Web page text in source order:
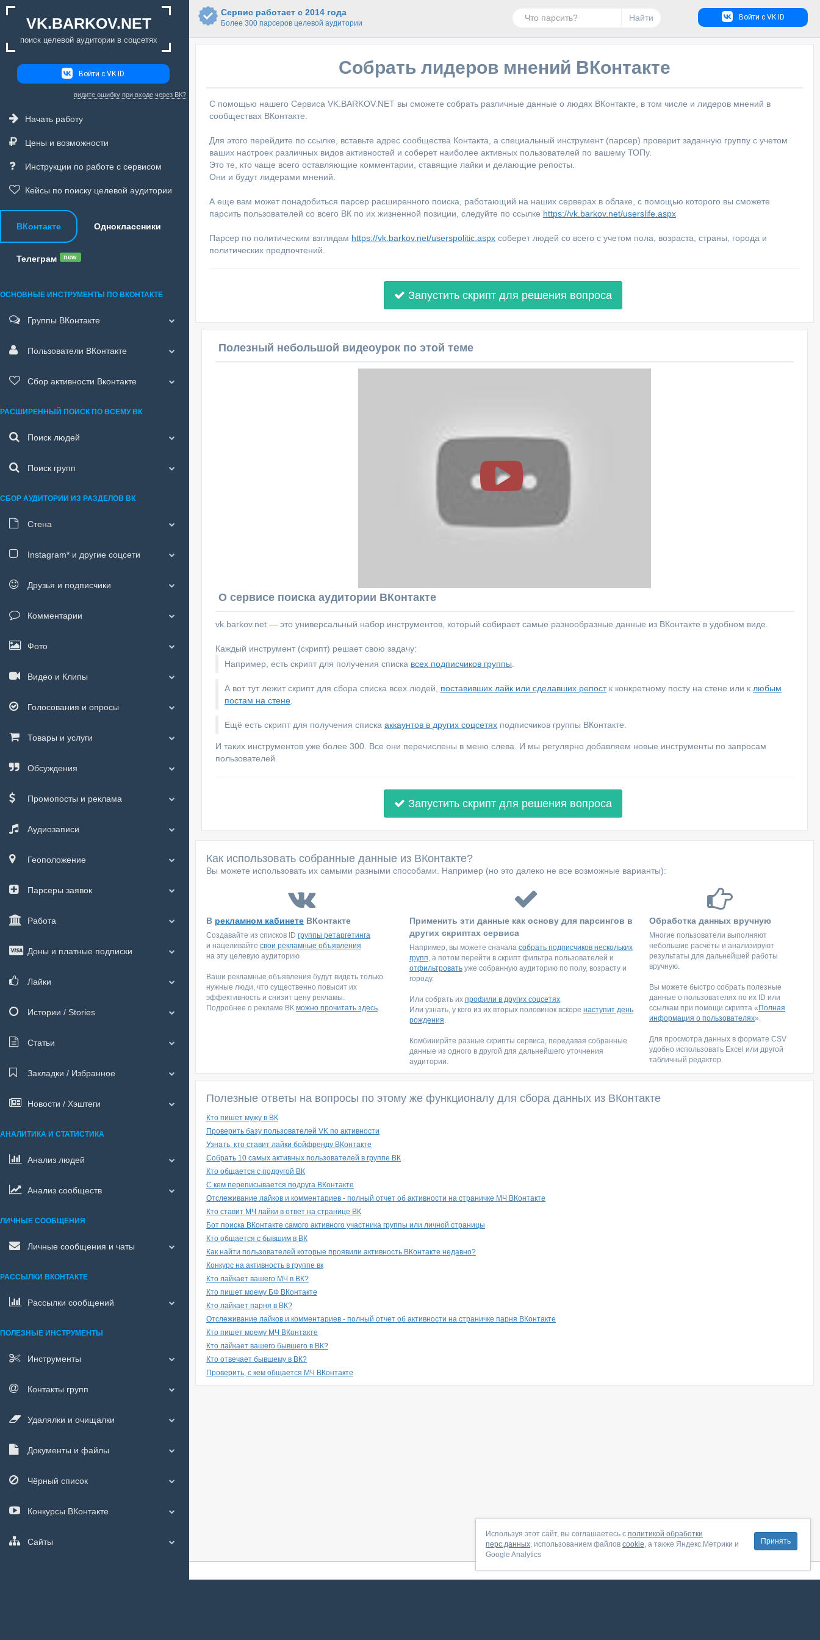
Сервис работает с 2014 года
Более 300 парсеров целевой аудитории
Войти с VK ID
Найти
Собрать лидеров мнений ВКонтакте
С помощью нашего Сервиса VK.BARKOV.NET вы сможете собрать различные данные о людях ВКонтакте, в том числе и лидеров мнений в
сообществах ВКонтакте.
Для этого перейдите по ссылке, вставьте адрес сообщества Контакта, а специальный инструмент (парсер) проверит заданную группу с учетом
ваших настроек различных видов активностей и соберет наиболее активных пользователей по вашему ТОПу.
Это те, кто чаще всего оставляющие комментарии, ставящие лайки и делающие репосты.
Они и будут лидерами мнений.
А еще вам может понадобиться парсер расширенного поиска, работающий на наших серверах в облаке, с помощью которого вы сможете
парсить пользователей со всего ВК по их жизненной позиции, следуйте по ссылке https://vk.barkov.net/userslife.aspx
Парсер по политическим взглядам https://vk.barkov.net/userspolitic.aspx соберет людей со всего с учетом пола, возраста, страны, города и
политических предпочтений.
Запустить скрипт для решения вопроса
Полезный небольшой видеоурок по этой теме
О сервисе поиска аудитории ВКонтакте
vk.barkov.net — это универсальный набор инструментов, который собирает самые разнообразные данные из ВКонтакте в удобном виде.
Каждый инструмент (скрипт) решает свою задачу:
Например, есть скрипт для получения списка всех подписчиков группы
А вот тут лежит скрипт для сбора списка всех людей, поставивших лайк или сделавших репостк конкретному посту на стене или к любым
постам на стене
Ещё есть скрипт для получения списка аккаунтов в других соцсетях подписчиков группы ВКонтакте.
И таких инструментов уже более 300. Все они перечислены в меню слева. И мы регулярно добавляем новые инструменты по запросам
пользователей.
Запустить скрипт для решения вопроса
Как использовать собранные данные из ВКонтакте?
Вы можете использовать их самыми разными способами. Например (но это далеко не все возможные варианты):
В рекламном кабинете ВКонтакте
Создавайте из списков ID группы ретаргетинга
и нацеливайте свои рекламные объявления
на эту целевую аудиторию
Ваши рекламные объявления будут видеть только
нужные люди, что существенно повысит их
эффективность и снизит цену рекламы.
Подробнее о рекламе ВК можно прочитать здесь.
Применить эти данные как основу для парсингов в
других скриптах сервиса
Например, вы можете сначала собрать подписчиков нескольких
групп, а потом перейти в скрипт фильтра пользователей и
отфильтроватьуже собранную аудиторию по полу, возрасту и
городу.
Или собрать их профили в других соцсетях.
Или узнать, у кого из их вторых половинок вскоре наступит день
рождения.
Комбинирйте разные скрипты сервиса, передавая собранные
данные из одного в другой для дальнейшего уточнения
аудитории.
Обработка данных вручную
Многие пользователи выполняют
небольшие расчёты и анализируют
результаты для дальнейшей работы
вручную.
Вы можете быстро собрать полезные
данные о пользователях по их ID или
ссылкам при помощи скрипта « Полная
информация о пользователях».
Для просмотра данных в формате CSV
удобно использовать Excel или другой
табличный редактор.
Полезные ответы на вопросы по этому же функционалу для сбора данных из ВКонтакте
Кто пишет мужу в ВК
Проверить базу пользователей VK по активности
Узнать, кто ставит лайки бойфренду ВКонтакте
Собрать 10 самых активных пользователей в группе ВК
Кто общается с подругой ВК
С кем переписывается подруга ВКонтакте
Отслеживание лайков и комментариев - полный отчет об активности на страничке МЧ ВКонтакте
Кто ставит МЧ лайки в ответ на странице ВК
Бот поиска ВКонтакте самого активного участника группы или личной страницы
Кто общается с бывшим в ВК
Как найти пользователей которые проявили активность ВКонтакте недавно?
Конкурс на активность в группе вк
Кто лайкает вашего МЧ в ВК?
Кто пишет моему БФ ВКонтакте
Кто лайкает парня в ВК?
Отслеживание лайков и комментариев - полный отчет об активности на страничке парня ВКонтакте
Кто пишет моему МЧ ВКонтакте
Кто лайкает вашего бывшего в ВК?
Кто отвечает бывшему в ВК?
Проверить, с кем общается МЧ ВКонтакте
VK.BARKOV.NET
поиск целевой аудитории в соцсетях
Войти с VK ID
видите ошибку при входе через ВК?
Начать работу
Цены и возможности
Инструкции по работе с сервисом
Кейсы по поиску целевой аудитории
ВКонтакте Одноклассники
Телеграм new
ОСНОВНЫЕ ИНСТРУМЕНТЫ ПО ВКОНТАКТЕ
Группы ВКонтакте
Пользователи ВКонтакте
Сбор активности Вконтакте
РАСШИРЕННЫЙ ПОИСК ПО ВСЕМУ ВК
Поиск людей
Поиск групп
СБОР АУДИТОРИИ ИЗ РАЗДЕЛОВ ВК
Стена
Instagram* и другие соцсети
Друзья и подписчики
Комментарии
Фото
Видео и Клипы
Голосования и опросы
Товары и услуги
Обсуждения
Промопосты и реклама
Аудиозаписи
Геоположение
Парсеры заявок
Работа
Доны и платные подписки
Лайки
Истории / Stories
Статьи
Закладки / Избранное
Новости / Хэштеги
АНАЛИТИКА И СТАТИСТИКА
Анализ людей
Анализ сообществ
ЛИЧНЫЕ СООБЩЕНИЯ
Личные сообщения и чаты
РАССЫЛКИ ВКОНТАКТЕ
Рассылки сообщений
ПОЛЕЗНЫЕ ИНСТРУМЕНТЫ
Инструменты
Контакты групп
Удалялки и очищалки
Документы и файлы
Чёрный список
Конкурсы ВКонтакте
Сайты Принять
Используя этот сайт, вы соглашаетесь с политикой обработки
перс.данных, использованием файлов cookie, а также Яндекс.Метрики и
Google Analytics